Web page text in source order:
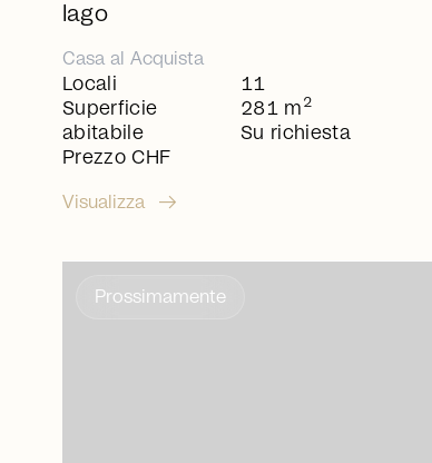
lago
Casa al Acquista
Locali
Superficie
abitabile
Prezzo CHF
11
281 m 2
Su richiesta
Visualizza arrow_right_alt
Prossimamente